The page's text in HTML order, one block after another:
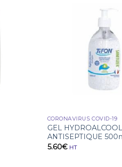
CORONAVIRUS COVID-19
GEL
ANTISEPTIQUE
5.60€ HT